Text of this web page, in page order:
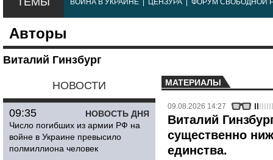
ВОЙНА В УКРАИНЕ ЦЕНЗУРА ФОРУМ СВОБОДНОЙ
Авторы
Виталий Гинзбург
НОВОСТИ
НОВОСТЬ ДНЯ
09:35
Число погибших из армии РФ на
войне в Украине превысило
полмиллиона человек
МАТЕРИАЛЫ
09.08.2026 14:27
Виталий
существенно
единства.